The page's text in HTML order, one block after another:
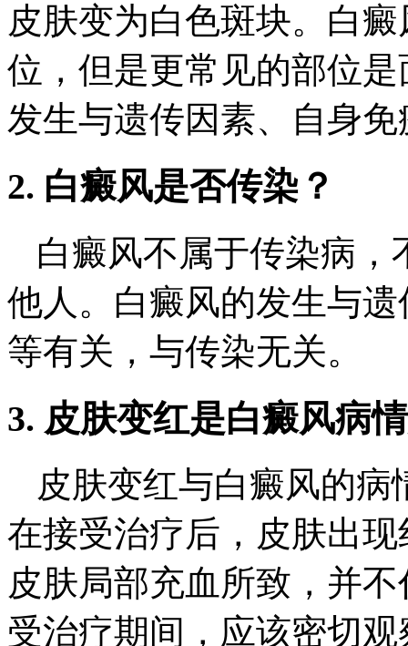
皮肤变为白色斑块。白
位，但是更常见的部位
发生与遗传因素、自身
2. 白癜风是否传染？
白癜风不属于传染病
他人。白癜风的发生与
等有关，与传染无关。
3. 皮肤变红是白癜风病
皮肤变红与白癜风的
在接受治疗后，皮肤出
皮肤局部充血所致，并
受治疗期间，应该密切